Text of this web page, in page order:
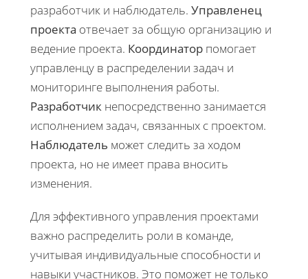
разработчик и наблюдатель. Управленец
проекта отвечает за общую организацию и
ведение проекта. Координатор помогает
управленцу в распределении задач и
мониторинге выполнения работы.
Разработчик непосредственно занимается
исполнением задач, связанных с проектом.
Наблюдатель может следить за ходом
проекта, но не имеет права вносить
изменения.
Для эффективного управления проектами
важно распределить роли в команде,
учитывая индивидуальные способности и
навыки участников. Это поможет не только